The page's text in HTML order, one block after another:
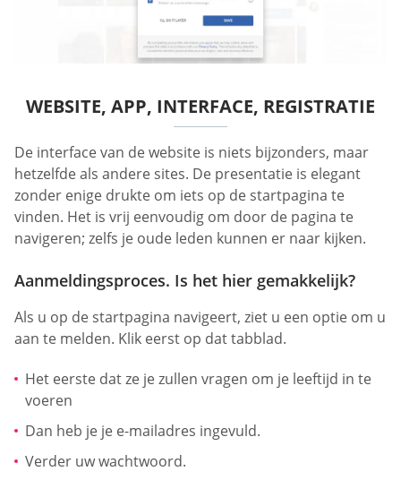
WEBSITE, APP, INTERFACE, REGISTRATIE
De interface van de website is niets bijzonders, maar
hetzelfde als andere sites. De presentatie is elegant
zonder enige drukte om iets op de startpagina te
vinden. Het is vrij eenvoudig om door de pagina te
navigeren; zelfs je oude leden kunnen er naar kijken.
Aanmeldingsproces. Is het hier gemakkelijk?
Als u op de startpagina navigeert, ziet u een optie om u
aan te melden. Klik eerst op dat tabblad.
Het eerste dat ze je zullen vragen om je leeftijd in te
voeren
Dan heb je je e-mailadres ingevuld.
Verder uw wachtwoord.